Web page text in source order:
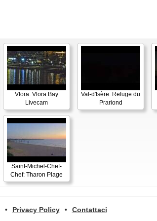
Vlora: Vlora Bay
Livecam
Val-d'Isère: Refuge du
Prariond
Saint-Michel-Chef-
Chef: Tharon Plage
• Privacy Policy •
Contattaci